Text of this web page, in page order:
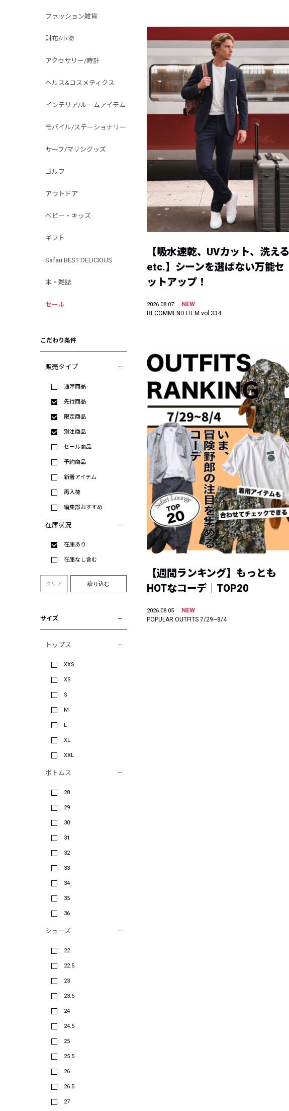
ファッション雑貨
財布/小物
アクセサリー/時計
ヘルス&コスメティクス
インテリア/ルームアイテム
モバイル/ステーショナリー
サーフ/マリングッズ
ゴルフ
アウトドア
ベビー・キッズ
ギフト
Safari BEST DELICIOUS
本・雑誌
セール
こだわり条件
販売タイプ
通常商品
先行商品
限定商品
別注商品
セール商品
予約商品
新着アイテム
再入荷
編集部おすすめ
在庫状況
在庫あり
在庫なし含む
クリア 絞り込む
サイズ
トップス
XXS
XS
S
M
L
XL
XXL
ボトムス
28
29
30
31
32
33
34
35
36
シューズ
22
22.5
23
23.5
24
24.5
25
25.5
26
26.5
27
【吸水速乾、UVカット、洗える
etc.】シーンを選ばない万能セ
ットアップ！
2026.08.07
NEW
RECOMMEND ITEM vol.334
【週間ランキング】もっとも
HOTなコーデ｜TOP20
2026.08.05
NEW
POPULAR OUTFITS 7/29~8/4